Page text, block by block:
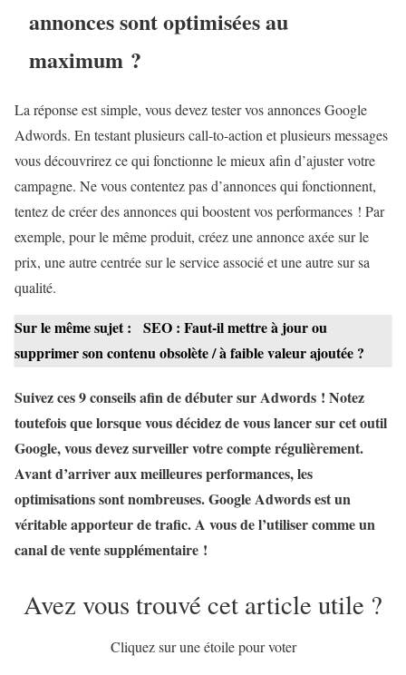
annonces sont optimisées au
maximum ?
La réponse est simple, vous devez tester vos annonces Google
Adwords. En testant plusieurs call-to-action et plusieurs messages
vous découvrirez ce qui fonctionne le mieux afin d’ajuster votre
campagne. Ne vous contentez pas d’annonces qui fonctionnent,
tentez de créer des annonces qui boostent vos performances ! Par
exemple, pour le même produit, créez une annonce axée sur le
prix, une autre centrée sur le service associé et une autre sur sa
qualité.
Sur le même sujet :
SEO : Faut-il mettre à jour ou
supprimer son contenu obsolète / à faible valeur ajoutée ?
Suivez ces 9 conseils afin de débuter sur Adwords ! Notez
toutefois que lorsque vous décidez de vous lancer sur cet outil
Google, vous devez surveiller votre compte régulièrement.
Avant d’arriver aux meilleures performances, les
optimisations sont nombreuses. Google Adwords est un
véritable apporteur de trafic. A vous de l’utiliser comme un
canal de vente supplémentaire !
Avez vous trouvé cet article utile ?
Cliquez sur une étoile pour voter